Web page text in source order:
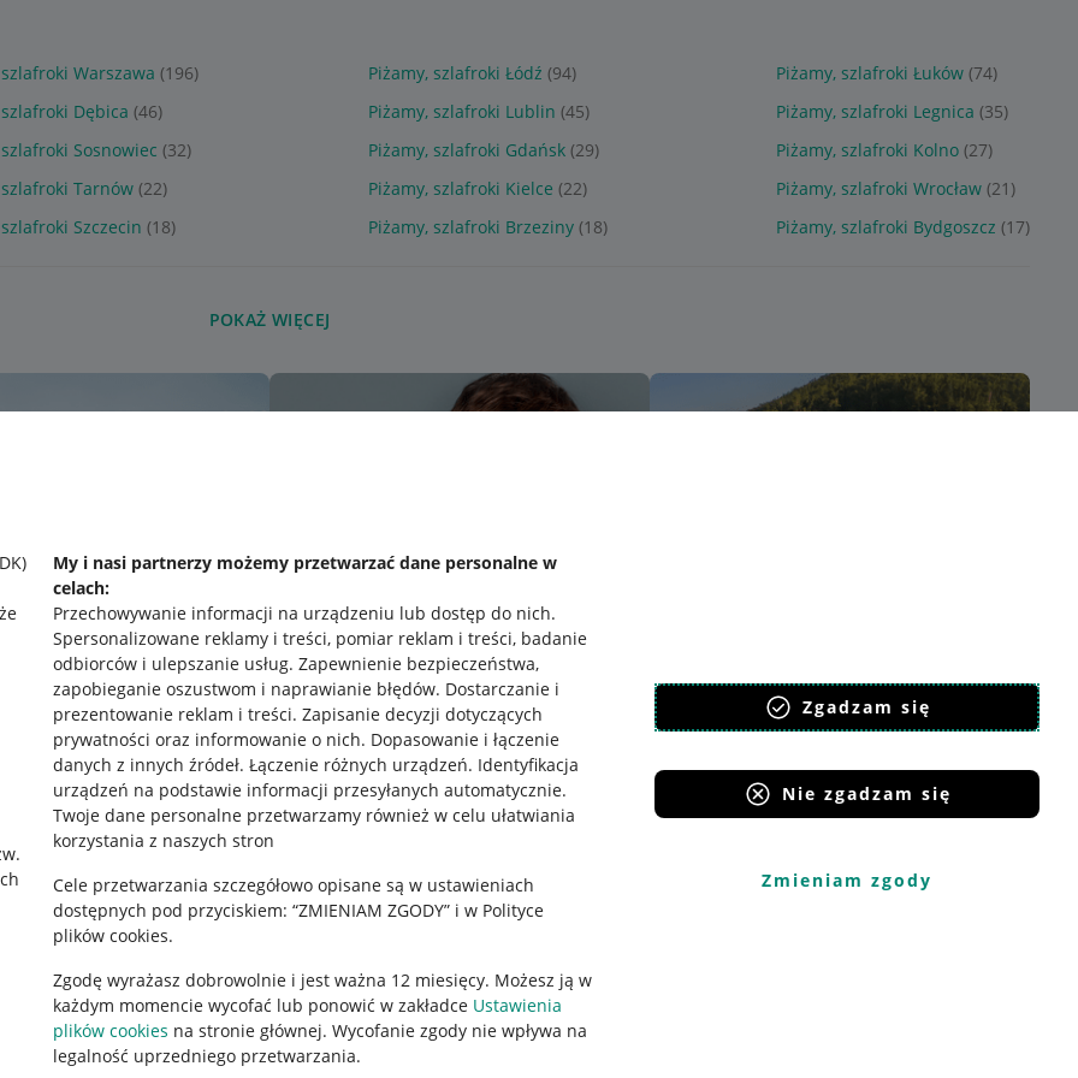
My i nasi partnerzy możemy przetwarzać dane personalne w
celach:
Przechowywanie informacji na urządzeniu lub dostęp do nich.
Spersonalizowane reklamy i treści, pomiar reklam i treści, badanie
odbiorców i ulepszanie usług. Zapewnienie bezpieczeństwa,
zapobieganie oszustwom i naprawianie błędów. Dostarczanie i
prezentowanie reklam i treści. Zapisanie decyzji dotyczących
prywatności oraz informowanie o nich. Dopasowanie i łączenie
danych z innych źródeł. Łączenie różnych urządzeń. Identyfikacja
urządzeń na podstawie informacji przesyłanych automatycznie.
Twoje dane personalne przetwarzamy również w celu ułatwiania
korzystania z naszych stron
Cele przetwarzania szczegółowo opisane są w ustawieniach
dostępnych pod przyciskiem: “ZMIENIAM ZGODY” i w Polityce
plików cookies.
Zgodę wyrażasz dobrowolnie i jest ważna 12 miesięcy. Możesz ją w
każdym momencie wycofać lub ponowić w zakładce Ustawienia
plików cookies na stronie głównej. Wycofanie zgody nie wpływa na
legalność uprzedniego przetwarzania.
Zgadzam się
Nie zgadzam się
Zmieniam zgody
Warszawa (196) Piżamy, szlafroki Łódź (94) Piżamy, szlafroki Łuków (74)
Dębica (46) Piżamy, szlafroki Lublin (45) Piżamy, szlafroki Legnica (35)
Sosnowiec (32) Piżamy, szlafroki Gdańsk (29) Piżamy, szlafroki Kolno (27)
"cookies"